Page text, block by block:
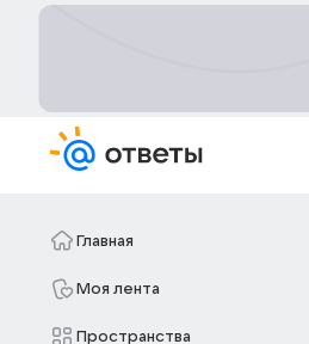
Главная
Моя лента
Пространства